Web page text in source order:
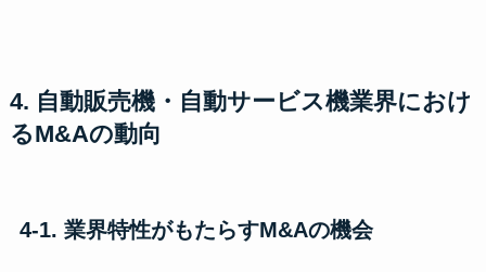
4. 自動販売機・自動サービス機業界におけ
るM&Aの動向
4-1. 業界特性がもたらすM&Aの機会